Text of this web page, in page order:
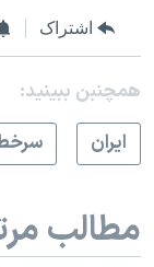
اشتراک
همچنبن ببینید:
ايران
مطالب